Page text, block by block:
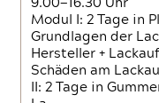
9.00—16.30 Uhr
Modul I: 2 Tage in
Grundlagen der
Hersteller +
Schäden am
II: 2 Tage in